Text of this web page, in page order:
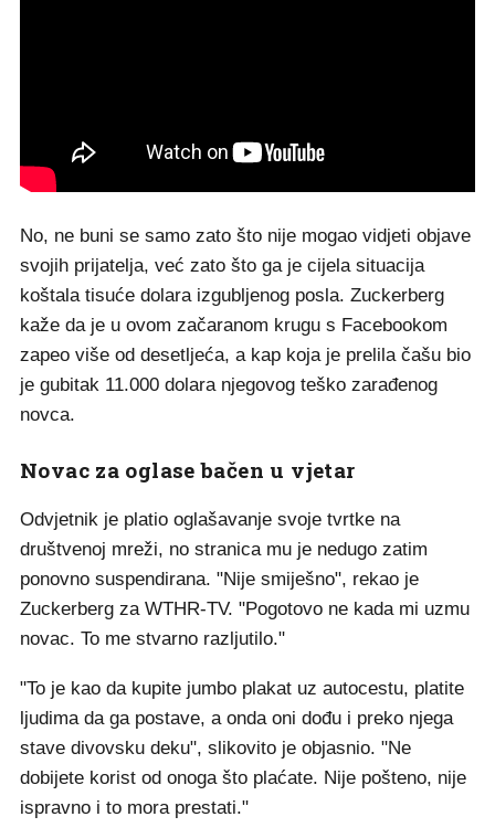
No, ne buni se samo zato što nije mogao vidjeti objave
svojih prijatelja, već zato što ga je cijela situacija
koštala tisuće dolara izgubljenog posla. Zuckerberg
kaže da je u ovom začaranom krugu s Facebookom
zapeo više od desetljeća, a kap koja je prelila čašu bio
je gubitak 11.000 dolara njegovog teško zarađenog
novca.
Novac za oglase bačen u vjetar
Odvjetnik je platio oglašavanje svoje tvrtke na
društvenoj mreži, no stranica mu je nedugo zatim
ponovno suspendirana. "Nije smiješno", rekao je
Zuckerberg za WTHR-TV. "Pogotovo ne kada mi uzmu
novac. To me stvarno razljutilo."
"To je kao da kupite jumbo plakat uz autocestu, platite
ljudima da ga postave, a onda oni dođu i preko njega
stave divovsku deku", slikovito je objasnio. "Ne
dobijete korist od onoga što plaćate. Nije pošteno, nije
ispravno i to mora prestati."